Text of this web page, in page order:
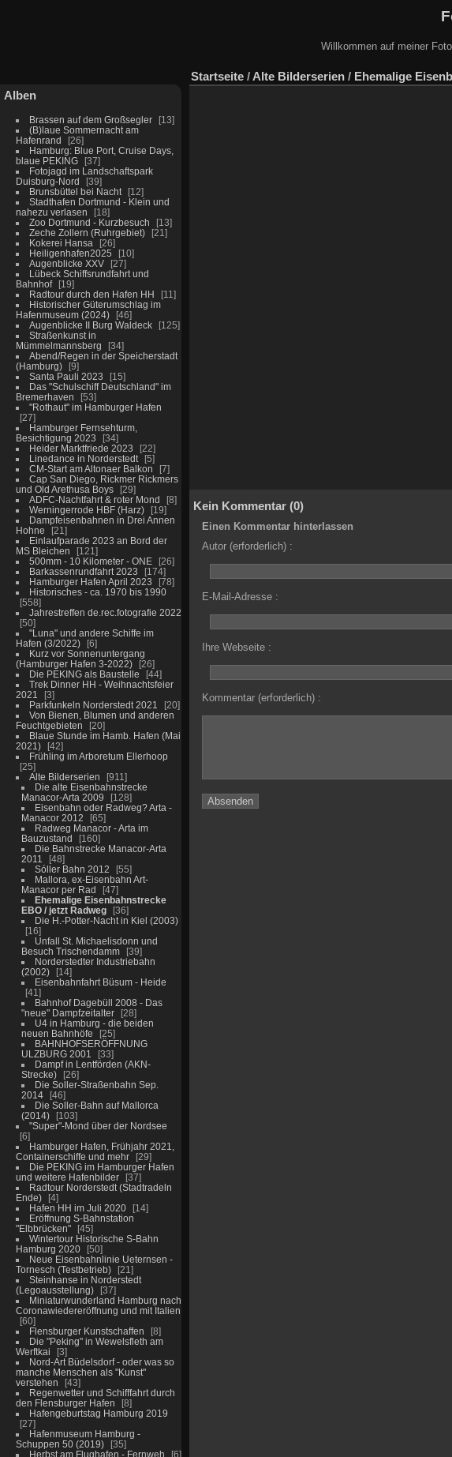
Willkommen auf meiner
Alben
Brassen auf dem Großsegler
13
(B)laue Sommernacht am
Hafenrand
26
Hamburg: Blue Port, Cruise Days,
blaue PEKING
37
Fotojagd im Landschaftspark
Duisburg-Nord
39
Brunsbüttel bei Nacht
12
Stadthafen Dortmund - Klein und
nahezu verlasen
18
Zoo Dortmund - Kurzbesuch
13
Zeche Zollern (Ruhrgebiet)
21
Kokerei Hansa
26
Heiligenhafen2025
10
Augenblicke XXV
27
Lübeck Schiffsrundfahrt und
Bahnhof
19
Radtour durch den Hafen HH
11
Historischer Güterumschlag im
Hafenmuseum (2024)
46
Augenblicke II Burg Waldeck
125
Straßenkunst in
Mümmelmannsberg
34
Abend/Regen in der Speicherstadt
(Hamburg)
9
Santa Pauli 2023
15
Das "Schulschiff Deutschland" im
Bremerhaven
53
"Rothaut" im Hamburger Hafen
27
Hamburger Fernsehturm,
Besichtigung 2023
34
Heider Marktfriede 2023
22
Linedance in Norderstedt
5
CM-Start am Altonaer Balkon
7
Cap San Diego, Rickmer Rickmers
und Old Arethusa Boys
29
ADFC-Nachtfahrt & roter Mond
8
Werningerrode HBF (Harz)
19
Dampfeisenbahnen in Drei Annen
Hohne
21
Einlaufparade 2023 an Bord der
MS Bleichen
121
500mm - 10 Kilometer - ONE
26
Barkassenrundfahrt 2023
174
Hamburger Hafen April 2023
78
Historisches - ca. 1970 bis 1990
558
Jahrestreffen de.rec.fotografie 2022
50
"Luna" und andere Schiffe im
Hafen (3/2022)
6
Kurz vor Sonnenuntergang
(Hamburger Hafen 3-2022)
26
Die PEKING als Baustelle
44
Trek Dinner HH - Weihnachtsfeier
2021
3
Parkfunkeln Norderstedt 2021
20
Von Bienen, Blumen und anderen
Feuchtgebieten
20
Blaue Stunde im Hamb. Hafen (Mai
2021)
42
Frühling im Arboretum Ellerhoop
25
Alte Bilderserien
911
Die alte Eisenbahnstrecke
Manacor-Arta 2009
128
Eisenbahn oder Radweg? Arta -
Manacor 2012
65
Radweg Manacor - Arta im
Bauzustand
160
Die Bahnstrecke Manacor-Arta
2011
48
Sóller Bahn 2012
55
Mallora, ex-Eisenbahn Art-
Manacor per Rad
47
Ehemalige Eisenbahnstrecke
EBO / jetzt Radweg
36
Die H.-Potter-Nacht in Kiel (2003)
16
Unfall St. Michaelisdonn und
Besuch Trischendamm
39
Norderstedter Industriebahn
(2002)
14
Eisenbahnfahrt Büsum - Heide
41
Bahnhof Dagebüll 2008 - Das
"neue" Dampfzeitalter
28
U4 in Hamburg - die beiden
neuen Bahnhöfe
25
BAHNHOFSERÖFFNUNG
ULZBURG 2001
33
Dampf in Lentförden (AKN-
Strecke)
26
Die Soller-Straßenbahn Sep.
2014
46
Die Soller-Bahn auf Mallorca
(2014)
103
"Super"-Mond über der Nordsee
6
Hamburger Hafen, Frühjahr 2021,
Containerschiffe und mehr
29
Die PEKING im Hamburger Hafen
und weitere Hafenbilder
37
Radtour Norderstedt (Stadtradeln
Ende)
4
Hafen HH im Juli 2020
14
Eröffnung S-Bahnstation
"Elbbrücken"
45
Wintertour Historische S-Bahn
Hamburg 2020
50
Neue Eisenbahnlinie Ueternsen -
Tornesch (Testbetrieb)
21
Steinhanse in Norderstedt
(Legoausstellung)
37
Miniaturwunderland Hamburg nach
Coronawiedereröffnung und mit Italien
60
Flensburger Kunstschaffen
8
Die "Peking" in Wewelsfleth am
Werftkai
3
Nord-Art Büdelsdorf - oder was so
manche Menschen als "Kunst"
verstehen
43
Regenwetter und Schifffahrt durch
den Flensburger Hafen
8
Hafengeburtstag Hamburg 2019
27
Hafenmuseum Hamburg -
Schuppen 50 (2019)
35
Herbst am Flughafen - Fernweh
6
Startseite / Alte Bilderserien / Ehemalige
Kein Kommentar (0)
Einen Kommentar hinterlassen
Autor (erforderlich) :
E-Mail-Adresse :
Ihre Webseite :
Kommentar (erforderlich) :